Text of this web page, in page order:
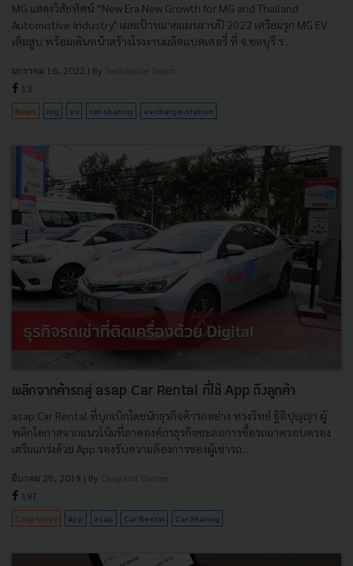
MG แสดงวิสัยทัศน์ “New Era New Growth for MG and Thailand
Automotive Industry" เผยเป้าหมายแผนงานปี 2022 เตรียมรุก MG EV
เต็มสูบ พร้อมเดินหน้าสร้างโรงงานผลิตแบตเตอรี่ ที่ จ.ชลบุรี ร...
มกราคม 18, 2022 | By Techsauce Team
13
News mg ev car-sharing ev-charge-station
พลิกจากค้ารถสู่ asap Car Rental ที่ใช้ App ดึงลูกค้า
asap Car Rental ที่บุกเบิกโดยนักธุรกิจค้ารถอย่าง ทรงวิทย์ ฐิติปุญญา ผู้
พลิกโอกาสจากแนวโน้มที่ภาคองค์กรธุรกิจชะลอการซื้อรถมาครอบครอง
เสริมแกร่งด้วย App รองรับความต้องการของผู้เช่ารถ...
มีนาคม 28, 2019 | By Chayanit Dasree
197
Corp Innov App asap Car Rental Car Sharing